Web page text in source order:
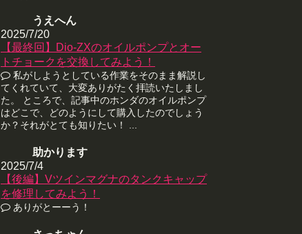
うえへん
2025/7/20
【最終回】Dio-ZXのオイルポンプとオー
トチョークを交換してみよう！
私がしようとしている作業をそのまま解説し
てくれていて、大変ありがたく拝読いたしまし
た。 ところで、記事中のホンダのオイルポンプ
はどこで、どのようにして購入したのでしょう
か？それがとても知りたい！ ...
助かります
2025/7/4
【後編】Vツインマグナのタンクキャップ
を修理してみよう！
ありがとーーう！